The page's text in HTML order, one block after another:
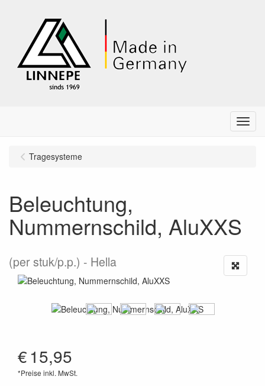
Menu
Tragesysteme
Beleuchtung,
Nummernschild, AluXXS
(per stuk/p.p.) Hella
€15,95
*Preise inkl. MwSt.